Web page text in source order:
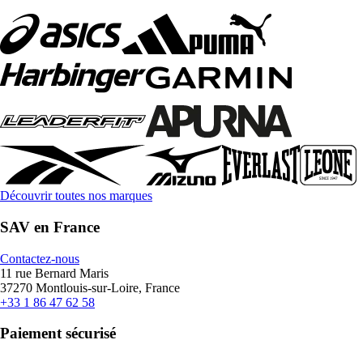
Découvrir toutes nos marques
SAV en France
Contactez-nous
11 rue Bernard Maris
37270 Montlouis-sur-Loire, France
+33 1 86 47 62 58
Paiement sécurisé